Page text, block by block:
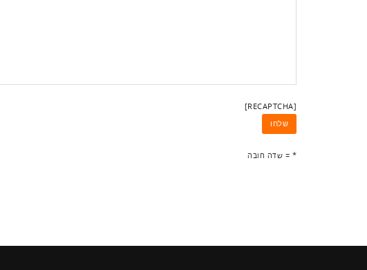
[RECAPTCHA]
* = שדה חובה